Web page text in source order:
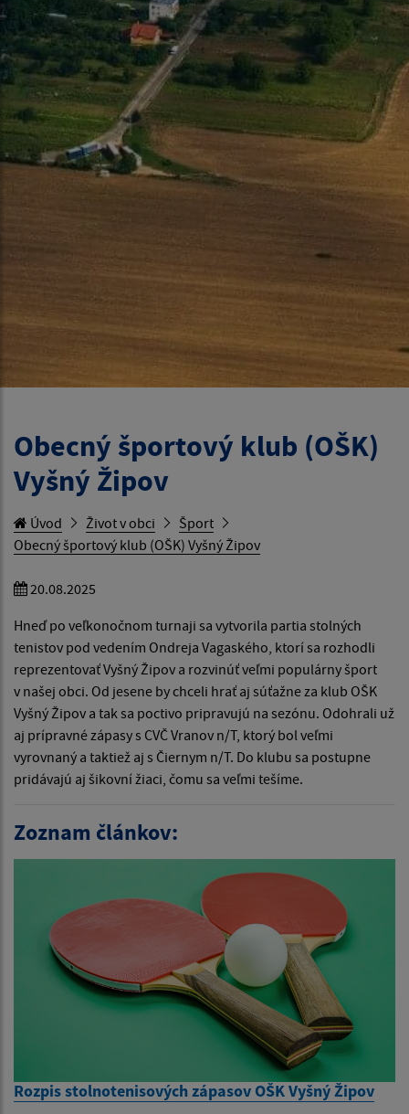
Obecný športový klub (OŠK)
Vyšný Žipov
Úvod Život v obci
Šport
Obecný športový klub (OŠK) Vyšný Žipov
20.08.2025
Hneď po veľkonočnom turnaji sa vytvorila partia stolných
tenistov pod vedením Ondreja Vagaského, ktorí sa rozhodli
reprezentovať Vyšný Žipov a rozvinúť veľmi populárny šport
v našej obci. Od jesene by chceli hrať aj súťažne za klub OŠK
Vyšný Žipov a tak sa poctivo pripravujú na sezónu. Odohrali už
aj prípravné zápasy s CVČ Vranov n/T, ktorý bol veľmi
vyrovnaný a taktiež aj s Čiernym n/T. Do klubu sa postupne
pridávajú aj šikovní žiaci, čomu sa veľmi tešíme.
Zoznam článkov:
Rozpis stolnotenisových zápasov OŠK Vyšný Žipov